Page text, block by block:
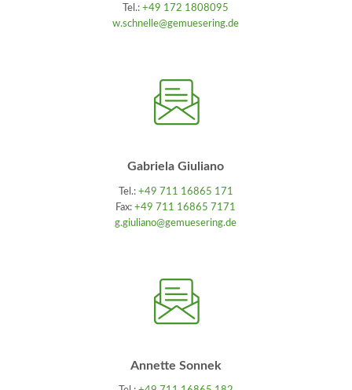
Tel.:+49 172 1808095
w.schnelle@gemuesering.de
Gabriela Giuliano
Tel.: +49 711 16865 171
Fax:+49 711 16865 7171
g.giuliano@gemuesering.de
Annette Sonnek